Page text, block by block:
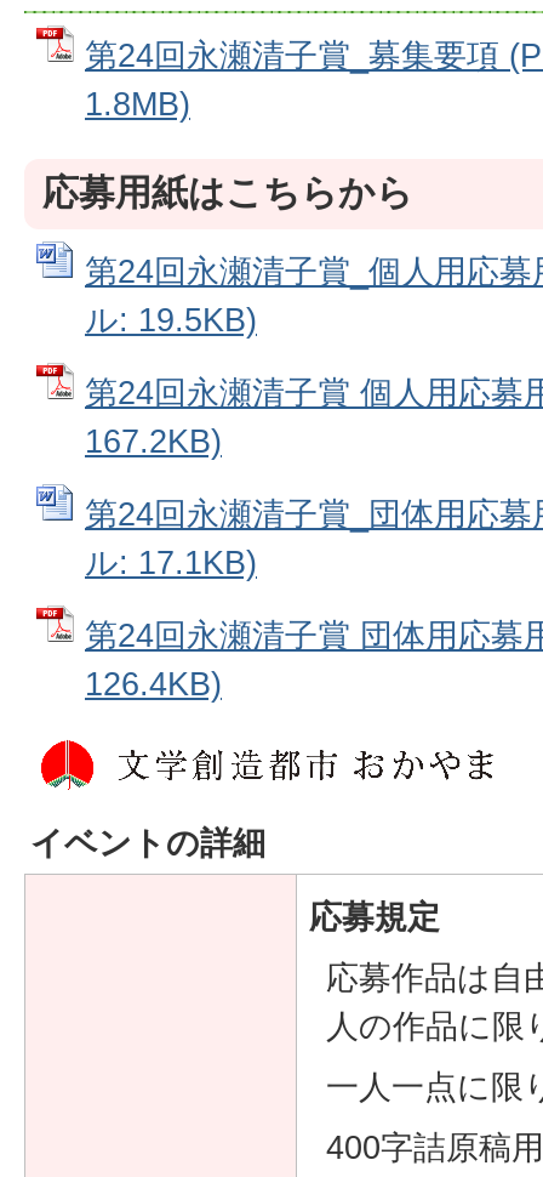
第24回永瀬清子賞_募集要項
1.8MB)
応募用紙はこちらから
第24回永瀬清子賞_個人用応
ル: 19.5KB)
第24回永瀬清子賞 個人用応募
167.2KB)
第24回永瀬清子賞_団体用応
ル: 17.1KB)
第24回永瀬清子賞 団体用応募
126.4KB)
イベントの詳細
応募規定
応募作品は自
人の作品に限
一人一点に限
400字詰原稿